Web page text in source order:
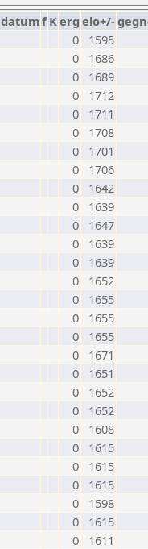
datumf Kerg elo+/-
0
1595
0
1686
0
1689
0
1712
0
1711
0
1708
0
1701
0
1706
0
1642
0
1639
0
1647
0
1639
0
1639
0
1652
0
1655
0
1655
0
1655
0
1671
0
1651
0
1652
0
1652
0
1608
0
1615
0
1615
0
1615
0
1598
0
1615
0
1611